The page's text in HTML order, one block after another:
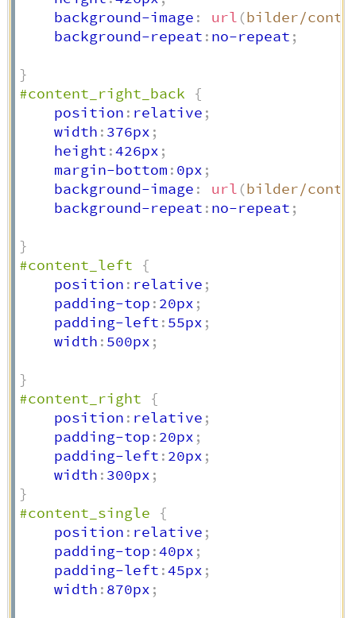
    background-image
: url (bilder/
    background-repeat
: no-repeat ;
}
#content_right_back
{
    position
: relative ;
    width
: 376px ;
    height
:426px ;
    margin-bottom
: 0px ;
    background-image
: url (bilder/
    background-repeat
: no-repeat ;
}
#content_left
{
    position
: relative ;
    padding-top
: 20px ;
    padding-left
: 55px ;
    width
: 500px ;
}
#content_right
{
    position
: relative ;
    padding-top
: 20px ;
    padding-left
: 20px ;
    width
: 300px ;
}
#content_single
{
    position
: relative ;
    padding-top
:40px ;
    padding-left
:45px ;
    width
: 870px ;